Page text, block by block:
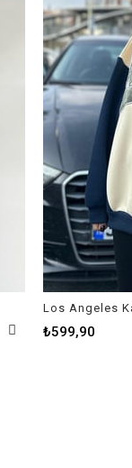
Los Angeles
₺599,90